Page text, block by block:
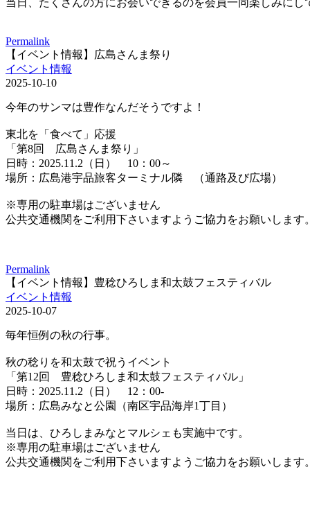
当日、たくさんの方にお会いできるのを会員一同楽しみにし
Permalink
【イベント情報】広島さんま祭り
イベント情報
2025-10-10
今年のサンマは豊作なんだそうですよ！
東北を「食べて」応援
「第8回 広島さんま祭り」
日時：2025.11.2（日） 10：00～
場所：広島港宇品旅客ターミナル隣 （通路及び広場）
※専用の駐車場はございません
公共交通機関をご利用下さいますようご協力をお願いします。
Permalink
【イベント情報】豊稔ひろしま和太鼓フェスティバル
イベント情報
2025-10-07
毎年恒例の秋の行事。
秋の稔りを和太鼓で祝うイベント
「第12回 豊稔ひろしま和太鼓フェスティバル」
日時：2025.11.2（日） 12：00-
場所：広島みなと公園（南区宇品海岸1丁目）
当日は、ひろしまみなとマルシェも実施中です。
※専用の駐車場はございません
公共交通機関をご利用下さいますようご協力をお願いします。